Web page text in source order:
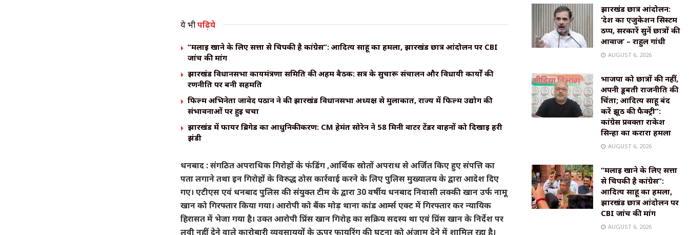
ये भीपढ़िये
“मलाई खाने के लिए सत्ता से चिपकी है कांग्रेस”: आदित्य साहू का हमला, झारखंड छात्र आंदोलन पर CBI
जांच की मांग
झारखंड विधानसभा कार्यमंत्रणा समिति की अहम बैठक: सत्र के सुचारू संचालन और विधायी कार्यों की
रणनीति पर बनी सहमति
फिल्म अभिनेता जावेद पठान ने की झारखंड विधानसभा अध्यक्ष से मुलाकात, राज्य में फिल्म उद्योग की
संभावनाओं पर हुई चर्चा
झारखंड में फायर ब्रिगेड का आधुनिकीकरण: CM हेमंत सोरेन ने 58 मिनी वाटर टेंडर वाहनों को दिखाई हरी
झंडी
धनबाद : संगठित अपराधिक गिरोहों के फंडिंग ,आर्थिक स्रोतों अपराध से अर्जित किए हुए संपत्ति का
पता लगाने तथा इन गिरोहों के विरुद्ध ठोस कार्रवाई करने के लिए पुलिस मुख्यालय के द्वारा आदेश दिए
गए। एटीएस एवं धनबाद पुलिस की संयुक्त टीम के द्वारा 30 वर्षीय धनबाद निवासी लक्की खान उर्फ नामू
खान को गिरफ्तार किया गया। आरोपी को बैंक मोड़ थाना कांड आर्म्स एक्ट में गिरफ्तार कर न्यायिक
हिरासत में भेजा गया है। उक्त आरोपी प्रिंस खान गिरोह का सक्रिय सदस्य था एवं प्रिंस खान के निर्देश पर
लवी नहीं देने वाले कारोबारी व्यवसाययों के ऊपर फायरिंग की घटना को अंजाम देने में शामिल रहा है।
झारखंड छात्र आंदोलन:
‘देश का एजुकेशन सिस्टम
ठप्प, सरकारें सुनें छात्रों की
आवाज’ – राहुल गांधी
AUGUST 6, 2026
भाजपा को छात्रों की नहीं,
अपनी डूबती राजनीति की
चिंता; आदित्य साहू बंद
करें झूठ की फैक्ट्री”:
कांग्रेस प्रवक्ता राकेश
सिन्हा का करारा हमला
AUGUST 6, 2026
“मलाई खाने के लिए सत्ता
से चिपकी है कांग्रेस”:
आदित्य साहू का हमला,
झारखंड छात्र आंदोलन पर
CBI जांच की मांग
AUGUST 6, 2026